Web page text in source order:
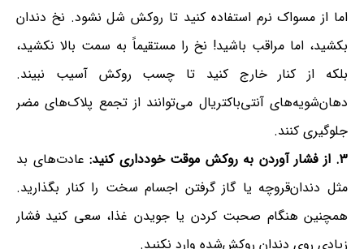
اما از مسواک نرم استفاده کنید تا روکش شل نشود. نخ دندان
بکشید، اما مراقب باشید! نخ را مستقیماً به سمت بالا نکشید،
بلکه از کنار خارج کنید تا چسب روکش آسیب نبیند.
دهان‌شویه‌های آنتی‌باکتریال می‌توانند از تجمع پلاک‌های مضر
جلوگیری کنند.
۳. از فشار آوردن به روکش موقت خودداری کنید:
عادت‌های بد
مثل دندان‌قروچه یا گاز گرفتن اجسام سخت را کنار بگذارید.
همچنین هنگام صحبت کردن یا جویدن غذا، سعی کنید فشار
زیادی روی دندان روکش‌شده وارد نکنید.